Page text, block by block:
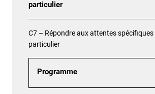
particulier
C7 – Répondre aux attentes spécifiques
particulier
Programme